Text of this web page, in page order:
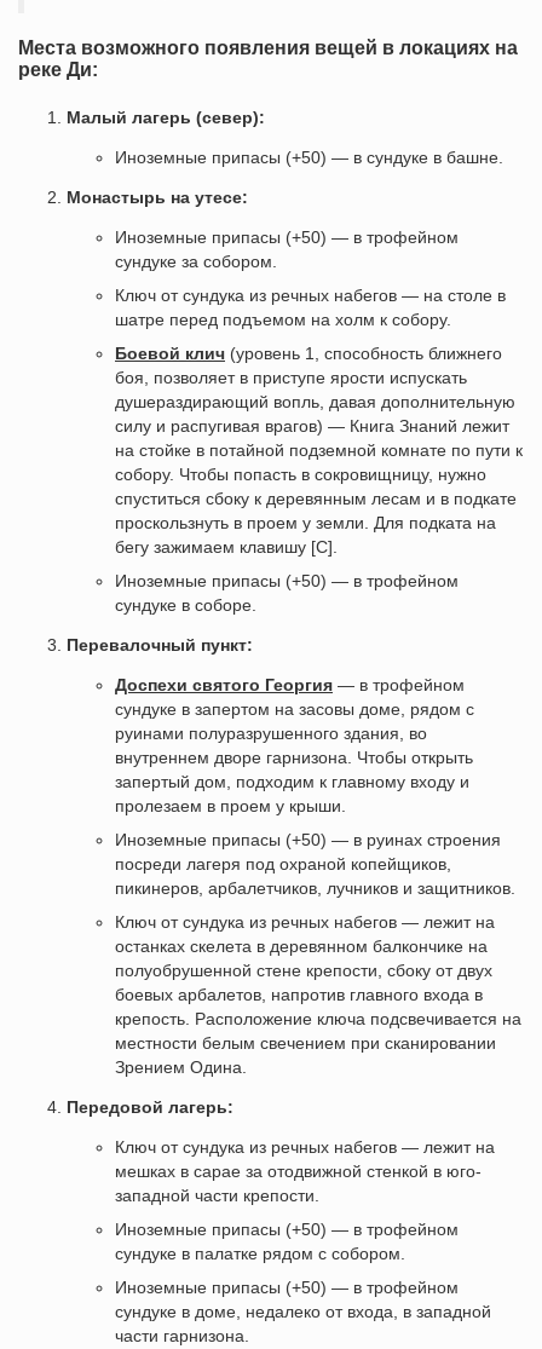
Места возможного появления вещей в локациях на
реке Ди:
Малый лагерь (север):
Иноземные припасы (+50) — в сундуке в башне.
Монастырь на утесе:
Иноземные припасы (+50) — в трофейном
сундуке за собором.
Ключ от сундука из речных набегов — на столе в
шатре перед подъемом на холм к собору.
Боевой клич (уровень 1, способность ближнего
боя, позволяет в приступе ярости испускать
душераздирающий вопль, давая дополнительную
силу и распугивая врагов) — Книга Знаний лежит
на стойке в потайной подземной комнате по пути к
собору. Чтобы попасть в сокровищницу, нужно
спуститься сбоку к деревянным лесам и в подкате
проскользнуть в проем у земли. Для подката на
бегу зажимаем клавишу [C].
Иноземные припасы (+50) — в трофейном
сундуке в соборе.
Перевалочный пункт:
Доспехи святого Георгия — в трофейном
сундуке в запертом на засовы доме, рядом с
руинами полуразрушенного здания, во
внутреннем дворе гарнизона. Чтобы открыть
запертый дом, подходим к главному входу и
пролезаем в проем у крыши.
Иноземные припасы (+50) — в руинах строения
посреди лагеря под охраной копейщиков,
пикинеров, арбалетчиков, лучников и защитников.
Ключ от сундука из речных набегов — лежит на
останках скелета в деревянном балкончике на
полуобрушенной стене крепости, сбоку от двух
боевых арбалетов, напротив главного входа в
крепость. Расположение ключа подсвечивается на
местности белым свечением при сканировании
Зрением Одина.
Передовой лагерь:
Ключ от сундука из речных набегов — лежит на
мешках в сарае за отодвижной стенкой в юго-
западной части крепости.
Иноземные припасы (+50) — в трофейном
сундуке в палатке рядом с собором.
Иноземные припасы (+50) — в трофейном
сундуке в доме, недалеко от входа, в западной
части гарнизона.